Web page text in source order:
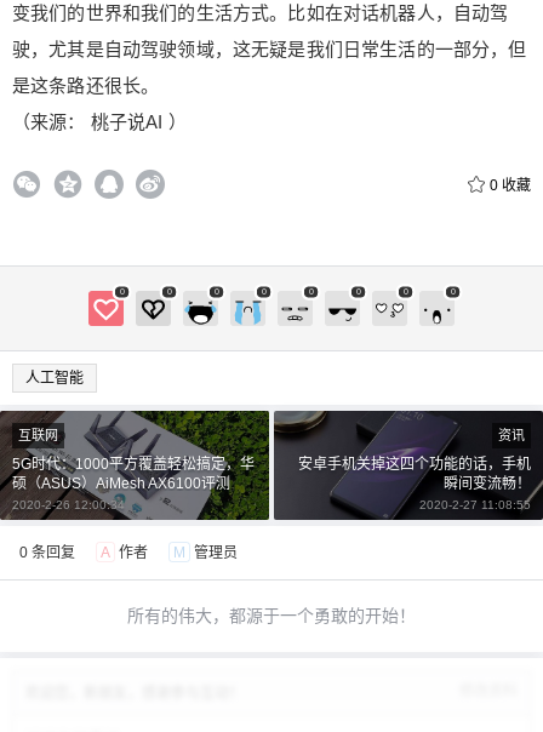
变我们的世界和我们的生活方式。比如在对话机器人，自动驾
驶，尤其是自动驾驶领域，这无疑是我们日常生活的一部分，但
是这条路还很长。
（来源： 桃子说AI ）
0 收藏
0 0 0 0 0 0 0 0
人工智能
互联网
5G时代：1000平方覆盖轻松搞定，华
硕（ASUS）AiMesh AX6100评测
2020-2-26 12:00:34
资讯
安卓手机关掉这四个功能的话，手机
瞬间变流畅！
2020-2-27 11:08:55
0 条回复 A 作者 M 管理员
所有的伟大，都源于一个勇敢的开始！